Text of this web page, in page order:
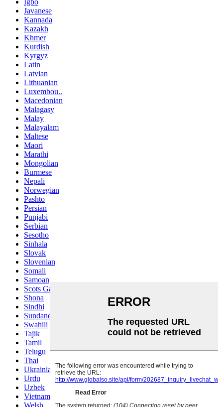
Javanese
Kannada
Kazakh
Khmer
Kurdish
Kyrgyz
Latin
Latvian
Lithuanian
Luxembou..
Macedonian
Malagasy
Malay
Malayalam
Maltese
Maori
Marathi
Mongolian
Burmese
Nepali
Norwegian
Pashto
Persian
Punjabi
Serbian
Sesotho
Sinhala
Slovak
Slovenian
Somali
Samoan
Scots Gaelic
Shona
Sindhi
Sundanese
Swahili
Tajik
Tamil
Telugu
Thai
Ukrainian
Urdu
Uzbek
Vietnamese
Welsh